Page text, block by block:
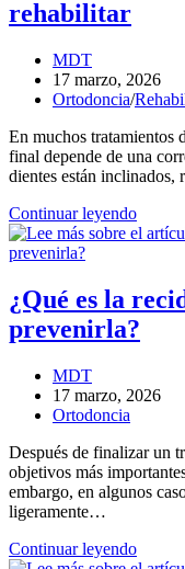
rehabilitar
Autor
de
la
MDT
Entrada
publicada:
17 marzo, 2026
Categoría
la
entrada:
Ortodoncia/
En muchos tratamientos
final depende de una
dientes están
Continuar leyendo
¿Qué es la
prevenirla?
Autor
de
la
MDT
Entrada
publicada:
17 marzo, 2026
Categoría
la
entrada:
Ortodoncia
Después de finalizar un
objetivos más
embargo, en algunos
ligeramente…
Continuar leyendo¿Qué